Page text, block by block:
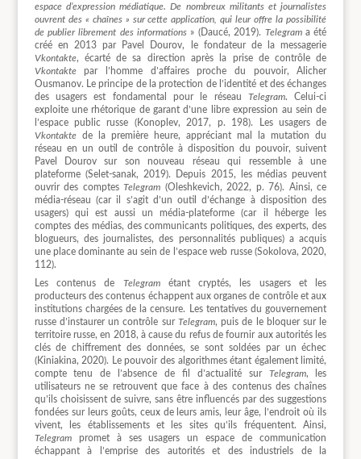
espace d’expression médiatique. De nombreux militants et journalistes
ouvrent des « chaînes » sur cette application, qui leur offre la possibilité
de publier librement des informations » (Daucé, 2019). Telegrama été
créé en 2013 par Pavel Dourov, le fondateur de la messagerie
Vkontakte, écarté de sa direction après la prise de contrôle de
Vkontaktepar l’homme d’affaires proche du pouvoir, Alicher
Ousmanov. Le principe de la protection de l’identité et des échanges
des usagers est fondamental pour le réseauTelegram. Celui-ci
exploite une rhétorique de garant d’une libre expression au sein de
l’espace public russe (Konoplev, 2017, p. 198). Les usagers de
Vkontaktede la première heure, appréciant mal la mutation du
réseau en un outil de contrôle à disposition du pouvoir, suivent
Pavel Dourov sur son nouveau réseau qui ressemble à une
plateforme (Selet-sanak, 2019). Depuis 2015, les médias peuvent
ouvrir des comptesTelegram (Oleshkevich, 2022, p. 76). Ainsi, ce
média-réseau (car il s’agit d’un outil d’échange à disposition des
usagers) qui est aussi un média-plateforme (car il héberge les
comptes des médias, des communicants politiques, des experts, des
blogueurs, des journalistes, des personnalités publiques) a acquis
une place dominante au sein de l’espace web russe (Sokolova, 2020,
112).
Les contenus de Telegramétant cryptés, les usagers et les
producteurs des contenus échappent aux organes de contrôle et aux
institutions chargées de la censure. Les tentatives du gouvernement
russe d’instaurer un contrôle sur Telegram, puis de le bloquer sur le
territoire russe, en 2018, à cause du refus de fournir aux autorités les
clés de chiffrement des données, se sont soldées par un échec
(Kiniakina, 2020). Le pouvoir des algorithmes étant également limité,
compte tenu de l’absence de fil d’actualité sur Telegram, les
utilisateurs ne se retrouvent que face à des contenus des chaînes
qu’ils choisissent de suivre, sans être influencés par des suggestions
fondées sur leurs goûts, ceux de leurs amis, leur âge, l’endroit où ils
vivent, les établissements et les sites qu’ils fréquentent. Ainsi,
Telegrampromet à ses usagers un espace de communication
échappant à l’emprise des autorités et des industriels de la